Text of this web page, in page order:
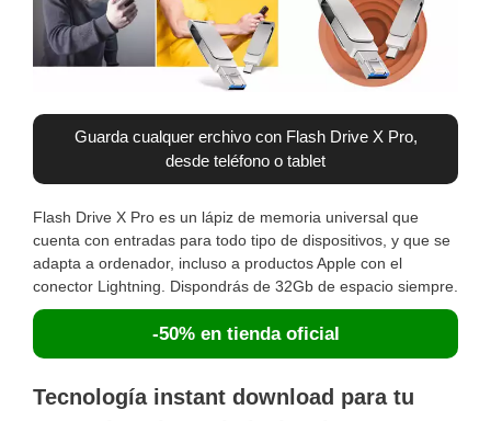
Guarda cualquer erchivo con Flash Drive X Pro,
desde teléfono o tablet
Flash Drive X Pro es un lápiz de memoria universal que
cuenta con entradas para todo tipo de dispositivos, y que se
adapta a ordenador, incluso a productos Apple con el
conector Lightning. Dispondrás de 32Gb de espacio siempre.
-50% en tienda oficial
Tecnología instant download para tu